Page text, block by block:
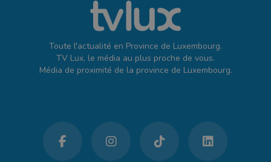
Toute l'actualité en Province de Luxembourg.
TV Lux, le média au plus proche de vous.
Média de proximité de la province de Luxembourg.